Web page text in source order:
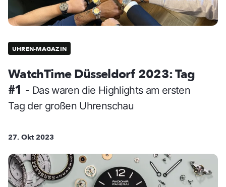
UHREN-MAGAZIN
WatchTime Düsseldorf 2023: Tag
#1 - Das waren die Highlights am ersten
Tag der großen Uhrenschau
27. Okt 2023